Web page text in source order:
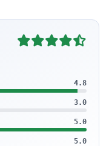
4.8
3.0
5.0
5.0